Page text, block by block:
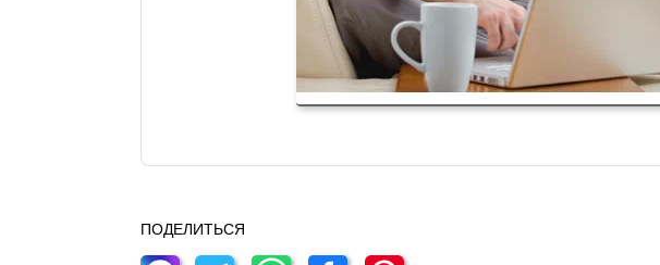
ПОДЕЛИТЬСЯ